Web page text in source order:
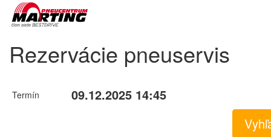
Rezervácie pneuservis
Termín 09.12.2025 14:45